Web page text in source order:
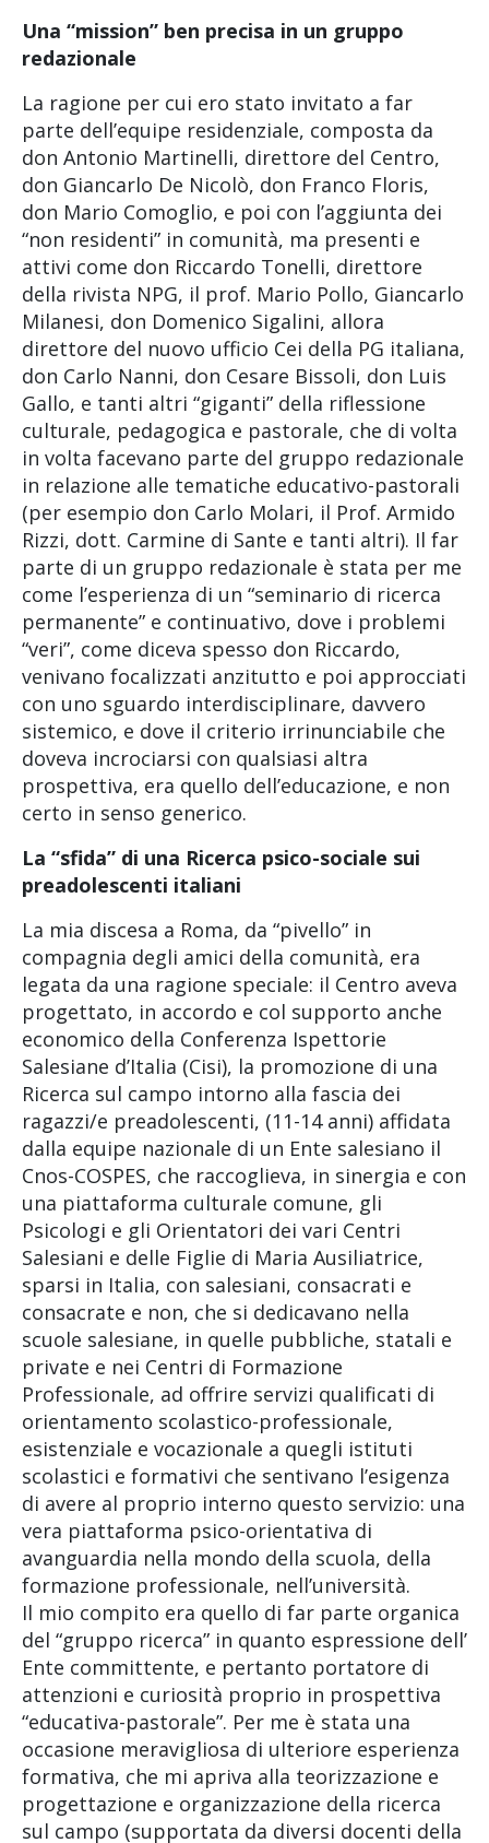
Una “mission” ben precisa in un gruppo
redazionale
La ragione per cui ero stato invitato a far
parte dell’equipe residenziale, composta da
don Antonio Martinelli, direttore del Centro,
don Giancarlo De Nicolò, don Franco Floris,
don Mario Comoglio, e poi con l’aggiunta dei
“non residenti” in comunità, ma presenti e
attivi come don Riccardo Tonelli, direttore
della rivista NPG, il prof. Mario Pollo, Giancarlo
Milanesi, don Domenico Sigalini, allora
direttore del nuovo ufficio Cei della PG italiana,
don Carlo Nanni, don Cesare Bissoli, don Luis
Gallo, e tanti altri “giganti” della riflessione
culturale, pedagogica e pastorale, che di volta
in volta facevano parte del gruppo redazionale
in relazione alle tematiche educativo-pastorali
(per esempio don Carlo Molari, il Prof. Armido
Rizzi, dott. Carmine di Sante e tanti altri). Il far
parte di un gruppo redazionale è stata per me
come l’esperienza di un “seminario di ricerca
permanente” e continuativo, dove i problemi
“veri”, come diceva spesso don Riccardo,
venivano focalizzati anzitutto e poi approcciati
con uno sguardo interdisciplinare, davvero
sistemico, e dove il criterio irrinunciabile che
doveva incrociarsi con qualsiasi altra
prospettiva, era quello dell’educazione, e non
certo in senso generico.
La “sfida” di una Ricerca psico-sociale sui
preadolescenti italiani
La mia discesa a Roma, da “pivello” in
compagnia degli amici della comunità, era
legata da una ragione speciale: il Centro aveva
progettato, in accordo e col supporto anche
economico della Conferenza Ispettorie
Salesiane d’Italia (Cisi), la promozione di una
Ricerca sul campo intorno alla fascia dei
ragazzi/e preadolescenti, (11-14 anni) affidata
dalla equipe nazionale di un Ente salesiano il
Cnos-COSPES, che raccoglieva, in sinergia e con
una piattaforma culturale comune, gli
Psicologi e gli Orientatori dei vari Centri
Salesiani e delle Figlie di Maria Ausiliatrice,
sparsi in Italia, con salesiani, consacrati e
consacrate e non, che si dedicavano nella
scuole salesiane, in quelle pubbliche, statali e
private e nei Centri di Formazione
Professionale, ad offrire servizi qualificati di
orientamento scolastico-professionale,
esistenziale e vocazionale a quegli istituti
scolastici e formativi che sentivano l’esigenza
di avere al proprio interno questo servizio: una
vera piattaforma psico-orientativa di
avanguardia nella mondo della scuola, della
formazione professionale, nell’università.
Il mio compito era quello di far parte organica
del “gruppo ricerca” in quanto espressione dell’
Ente committente, e pertanto portatore di
attenzioni e curiosità proprio in prospettiva
“educativa-pastorale”. Per me è stata una
occasione meravigliosa di ulteriore esperienza
formativa, che mi apriva alla teorizzazione e
progettazione e organizzazione della ricerca
sul campo (supportata da diversi docenti della